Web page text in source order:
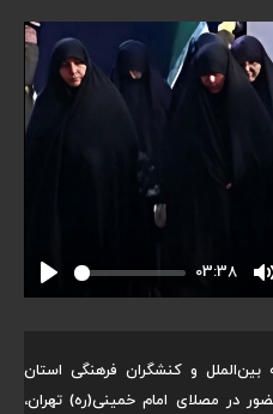
Play
03:38
و کنشگران فرهنگی استان
دوازدهم تیرماه ۱۴۰۵ با حضور در مصلای امام خمینی(ره) تهران،